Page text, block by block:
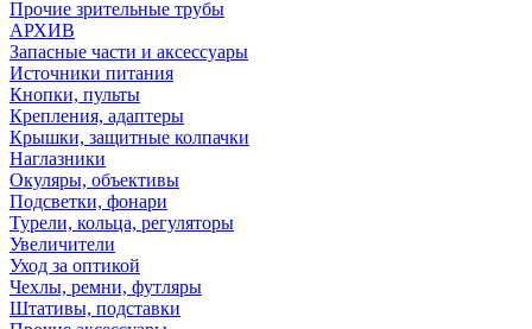
Прочие зрительные трубы
АРХИВ
Запасные части и аксессуары
Источники питания
Кнопки, пульты
Крепления, адаптеры
Крышки, защитные колпачки
Наглазники
Окуляры, объективы
Подсветки, фонари
Турели, кольца, регуляторы
Увеличители
Уход за оптикой
Чехлы, ремни, футляры
Штативы, подставки